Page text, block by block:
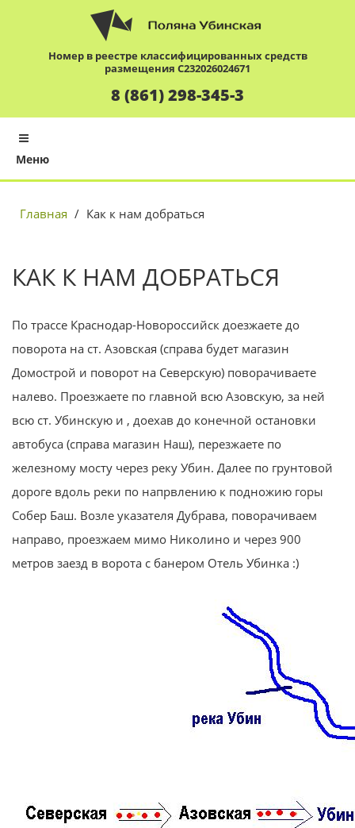
Номер в реестре классифицированных средств
размещения С232026024671
8 (861) 298-345-3
Меню
Главная / Как к нам добраться
КАК К НАМ ДОБРАТЬСЯ
По трассе Краснодар-Новороссийск доезжаете до
поворота на ст. Азовская (справа будет магазин
Домострой и поворот на Северскую) поворачиваете
налево. Проезжаете по главной всю Азовскую, за ней
всю ст. Убинскую и , доехав до конечной остановки
автобуса (справа магазин Наш), перезжаете по
железному мосту через реку Убин. Далее по грунтовой
дороге вдоль реки по напрвлению к подножию горы
Собер Баш. Возле указателя Дубрава, поворачиваем
направо, проезжаем мимо Николино и через 900
метров заезд в ворота с банером Отель Убинка :)